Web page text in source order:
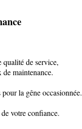
qualité de service,
maintenance.
la gêne occasionnée.
votre confiance.